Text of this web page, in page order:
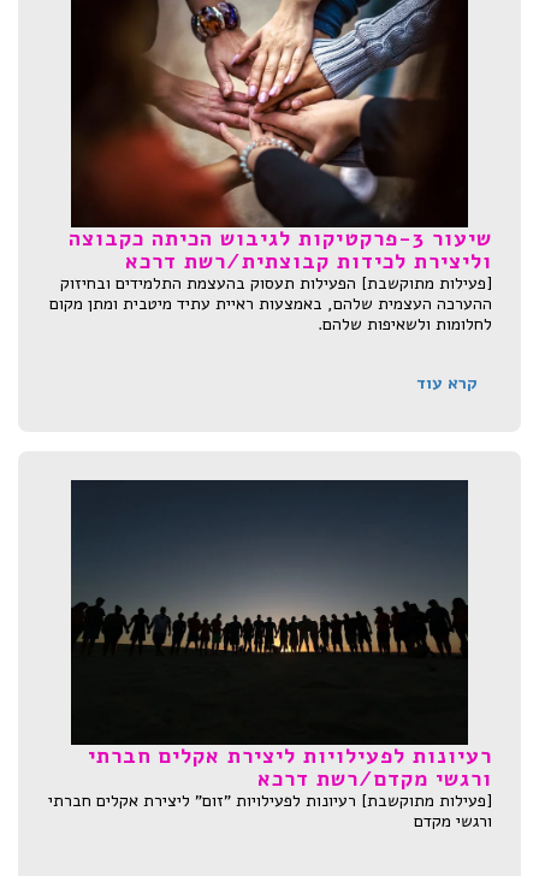
שיעור 3-פרקטיקות לגיבוש הכיתה כקבוצה
וליצירת לכידות קבוצתית/רשת דרכא
[פעילות מתוקשבת] הפעילות תעסוק בהעצמת התלמידים ובחיזוק
ההערכה העצמית שלהם, באמצעות ראיית עתיד מיטבית ומתן מקום
לחלומות ולשאיפות שלהם.
קרא עוד
רעיונות לפעילויות ליצירת אקלים חברתי
ורגשי מקדם/רשת דרכא
[פעילות מתוקשבת] רעיונות לפעילויות "זום" ליצירת אקלים חברתי
ורגשי מקדם